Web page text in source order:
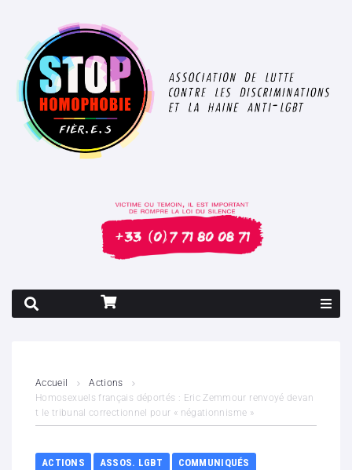
Contenus litigieux
Nous soutenir
Accueil
Actions
Homosexuels français déportés : Eric Zemmour renvoyé devan
t le tribunal correctionnel pour « négationnisme »
ACTIONS ASSOS. LGBT
COMMUNIQUÉS